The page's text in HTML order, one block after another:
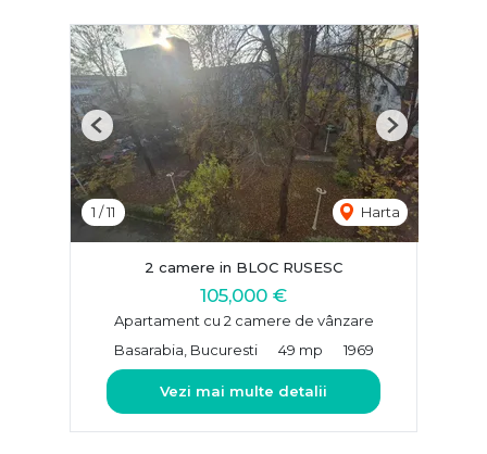
1 /11 Harta
Previous Next
2 camere in BLOC RUSESC
105,000 €
Apartament cu 2 camere de vânzare
Basarabia, Bucuresti
49 mp 1969
Vezi mai multe detalii